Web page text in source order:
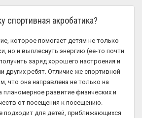
спортивная акробатика?
которое помогает детям не только
но и выплеснуть энергию (ее-то почти
заряд хорошего настроения и
других ребят. Отличие же спортивной
что она направлена не только на
планомерное развитие физических и
от посещения к посещению.
подходит для детей, приближающихся